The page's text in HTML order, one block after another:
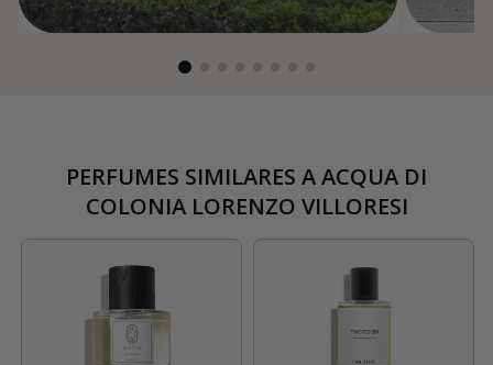
PERFUMES SIMILARES AACQUA DI
COLONIA LORENZO VILLORESI